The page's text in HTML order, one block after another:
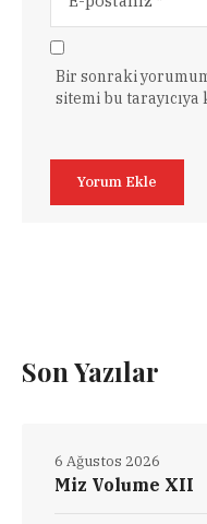
Bir sonraki
sitemi bu tarayıcıya
Son Yazılar
Miz Volume XII
6 Ağustos 2026